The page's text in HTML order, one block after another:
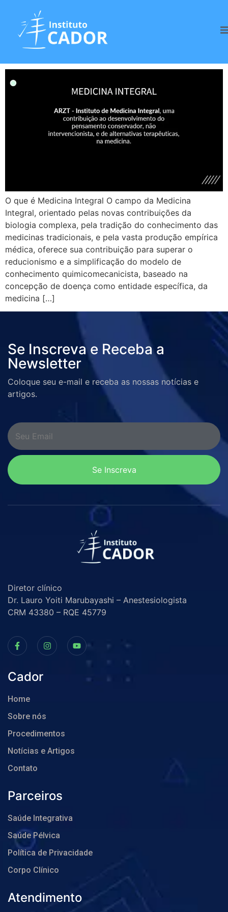
Tag:Integral
Medicina Integral
O que é Medicina Integral O campo da Medicina
Integral, orientado pelas novas contribuições da
biologia complexa, pela tradição do conhecimento das
medicinas tradicionais, e pela vasta produção empírica
médica, oferece sua contribuição para superar o
reducionismo e a simplificação do modelo de
conhecimento quimicomecanicista, baseado na
concepção de doença como entidade específica, da
medicina […]
Se Inscreva e Receba a
Newsletter
Coloque seu e-mail e receba as nossas notícias e
artigos.
Se Inscreva
Diretor clínico
Dr. Lauro Yoiti Marubayashi – Anestesiologista
CRM 43380 – RQE 45779
Cador
Home
Sobre nós
Procedimentos
Notícias e Artigos
Contato
Parceiros
Saúde Integrativa
Saúde Pélvica
Política de Privacidade
Corpo Clínico
Atendimento